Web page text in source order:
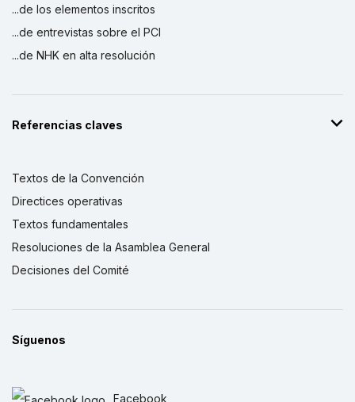
...de los elementos inscritos
...de entrevistas sobre el PCI
...de NHK en alta resolución
Referencias claves
Textos de la Convención
Directices operativas
Textos fundamentales
Resoluciones de la Asamblea General
Decisiones del Comité
Síguenos
Facebook